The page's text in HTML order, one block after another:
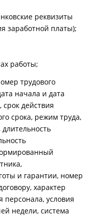
реквизиты
заработной платы);
работы;
трудового
начала и дата
действия
срока, режим труда,
длительность
и гарантии, номер
характер
персонала, условия
недели, система